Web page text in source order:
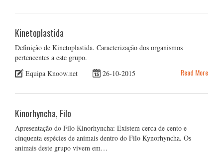
Kinetoplastida
Definição de Kinetoplastida. Caracterização dos organismos
pertencentes a este grupo.
Equipa Knoow.net
26-10-2015 Read More
Kinorhyncha, Filo
Apresentação do Filo Kinorhyncha: Existem cerca de cento e
cinquenta espécies de animais dentro do Filo Kynorhyncha. Os
animais deste grupo vivem em…